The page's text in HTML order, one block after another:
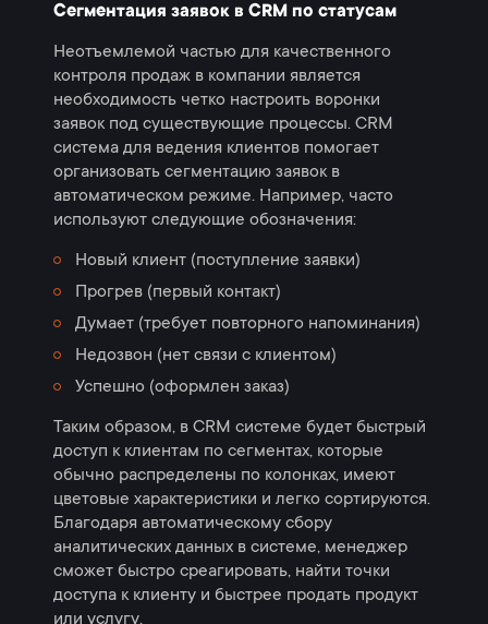
Сегментация заявок в СRM по статусам
Неотъемлемой частью для качественного
контроля продаж в компании является
необходимость четко настроить воронки
заявок под существующие процессы. CRM
система для ведения клиентов помогает
организовать сегментацию заявок в
автоматическом режиме. Например, часто
используют следующие обозначения:
Новый клиент (поступление заявки)
Прогрев (первый контакт)
Думает (требует повторного напоминания)
Недозвон (нет связи с клиентом)
Успешно (оформлен заказ)
Таким образом, в CRM системе будет быстрый
доступ к клиентам по сегментах, которые
обычно распределены по колонках, имеют
цветовые характеристики и легко сортируются.
Благодаря автоматическому сбору
аналитических данных в системе, менеджер
сможет быстро среагировать, найти точки
доступа к клиенту и быстрее продать продукт
или услугу.